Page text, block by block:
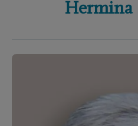
Hermina